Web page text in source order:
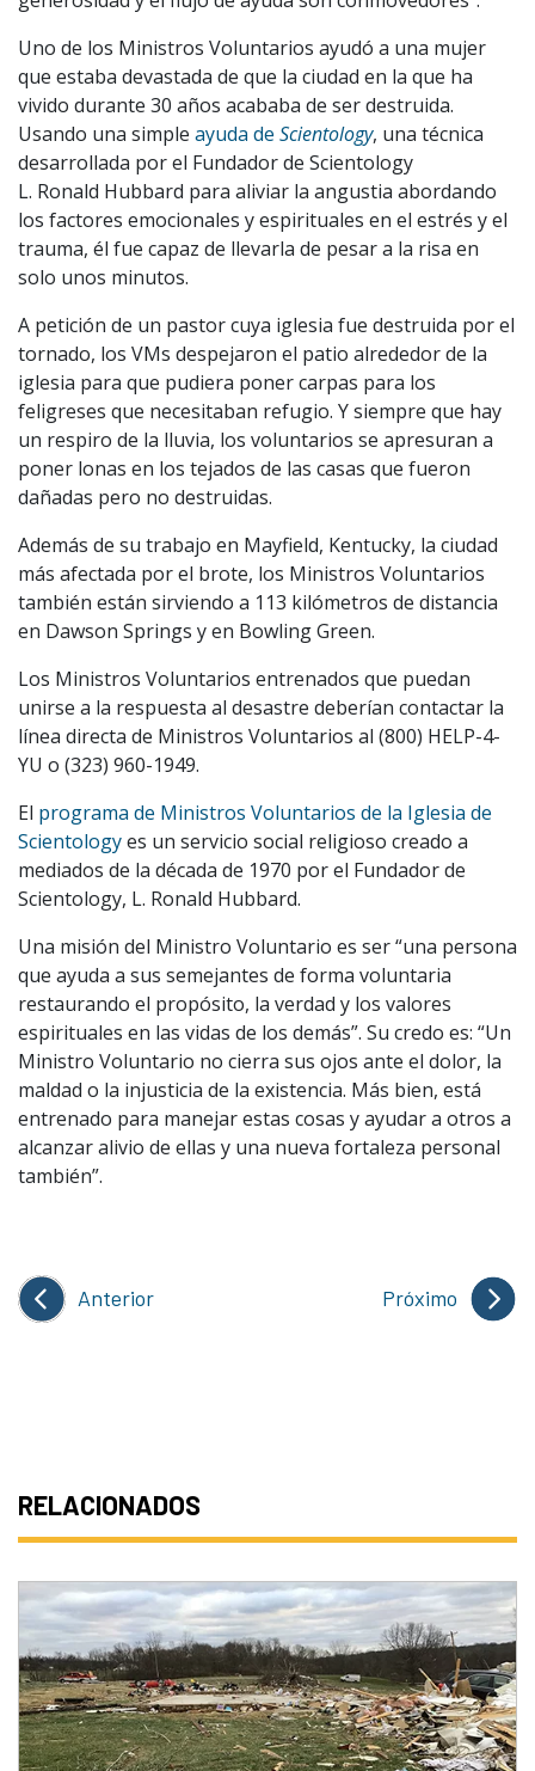
Uno de los Ministros Voluntarios ayudó a una mujer
que estaba devastada de que la ciudad en la que ha
vivido durante 30 años acababa de ser destruida.
Usando una simple ayuda de Scientology, una técnica
desarrollada por el Fundador de Scientology
L. Ronald Hubbard para aliviar la angustia abordando
los factores emocionales y espirituales en el estrés y el
trauma, él fue capaz de llevarla de pesar a la risa en
solo unos minutos.
A petición de un pastor cuya iglesia fue destruida por el
tornado, los VMs despejaron el patio alrededor de la
iglesia para que pudiera poner carpas para los
feligreses que necesitaban refugio. Y siempre que hay
un respiro de la lluvia, los voluntarios se apresuran a
poner lonas en los tejados de las casas que fueron
dañadas pero no destruidas.
Además de su trabajo en Mayfield, Kentucky, la ciudad
más afectada por el brote, los Ministros Voluntarios
también están sirviendo a 113 kilómetros de distancia
en Dawson Springs y en Bowling Green.
Los Ministros Voluntarios entrenados que puedan
unirse a la respuesta al desastre deberían contactar la
línea directa de Ministros Voluntarios al (800) HELP-4-
YU o (323) 960-1949.
El programa de Ministros Voluntarios de la Iglesia de
Scientologyes un servicio social religioso creado a
mediados de la década de 1970 por el Fundador de
Scientology, L. Ronald Hubbard.
Una misión del Ministro Voluntario es ser “una persona
que ayuda a sus semejantes de forma voluntaria
restaurando el propósito, la verdad y los valores
espirituales en las vidas de los demás”. Su credo es: “Un
Ministro Voluntario no cierra sus ojos ante el dolor, la
maldad o la injusticia de la existencia. Más bien, está
entrenado para manejar estas cosas y ayudar a otros a
alcanzar alivio de ellas y una nueva fortaleza personal
también”.
Anterior Próximo
RELACIONADOS